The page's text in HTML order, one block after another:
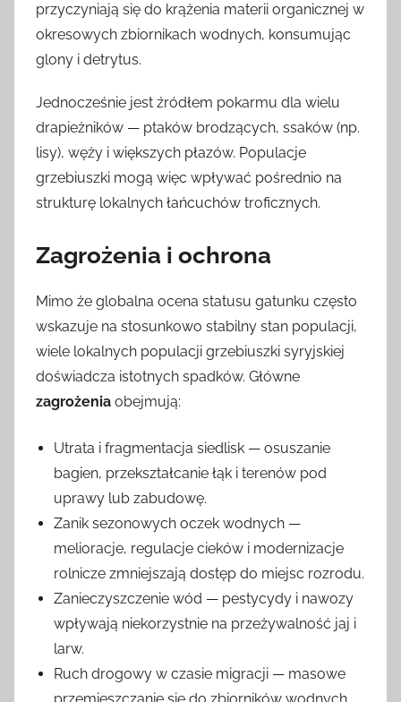
przyczyniają się do krążenia materii organicznej w
okresowych zbiornikach wodnych, konsumując
glony i detrytus.
Jednocześnie jest źródłem pokarmu dla wielu
drapieżników — ptaków brodzących, ssaków (np.
lisy), węży i większych płazów. Populacje
grzebiuszki mogą więc wpływać pośrednio na
strukturę lokalnych łańcuchów troficznych.
Zagrożenia i ochrona
Mimo że globalna ocena statusu gatunku często
wskazuje na stosunkowo stabilny stan populacji,
wiele lokalnych populacji grzebiuszki syryjskiej
doświadcza istotnych spadków. Główne
zagrożenia obejmują:
Utrata i fragmentacja siedlisk — osuszanie
bagien, przekształcanie łąk i terenów pod
uprawy lub zabudowę.
Zanik sezonowych oczek wodnych —
melioracje, regulacje cieków i modernizacje
rolnicze zmniejszają dostęp do miejsc rozrodu.
Zanieczyszczenie wód — pestycydy i nawozy
wpływają niekorzystnie na przeżywalność jaj i
larw.
Ruch drogowy w czasie migracji — masowe
przemieszczanie się do zbiorników wodnych